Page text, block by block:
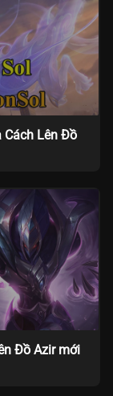
Cách Lên Đồ
Đồ Azir mới